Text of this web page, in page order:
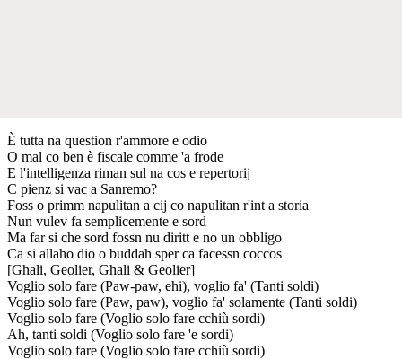
È tutta na question r'ammore e odio
O mal co ben è fiscale comme 'a frode
E l'intelligenza riman sul na cos e repertorij
C pienz si vac a Sanremo?
Foss o primm napulitan a cij co napulitan r'int a storia
Nun vulev fa semplicemente e sord
Ma far si che sord fossn nu diritt e no un obbligo
Ca si allaho dio o buddah sper ca facessn coccos
[Ghali, Geolier, Ghali & Geolier]
Voglio solo fare (Paw-paw, ehi), voglio fa' (Tanti soldi)
Voglio solo fare (Paw, paw), voglio fa' solamente (Tanti soldi)
Voglio solo fare (Voglio solo fare cchiù sordi)
Ah, tanti soldi (Voglio solo fare 'e sordi)
Voglio solo fare (Voglio solo fare cchiù sordi)